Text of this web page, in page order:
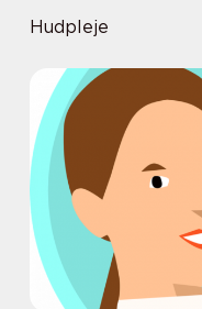
Hudpleje